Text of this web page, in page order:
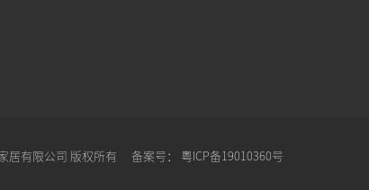
居有限公司 版权所有 备案号： 粤ICP备19010360号